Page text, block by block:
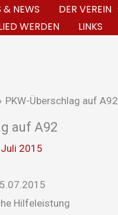
& NEWS DER VEREIN
WERDEN
LINKS
PKW-Überschlag auf A92
auf A92
2015
Hilfeleistung